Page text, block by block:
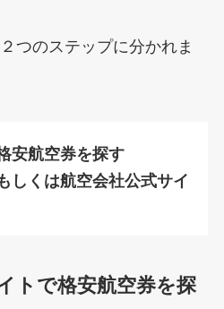
つのステップに分かれま
安航空券を探す
しくは航空会社公式サイ
トで格安航空券を探